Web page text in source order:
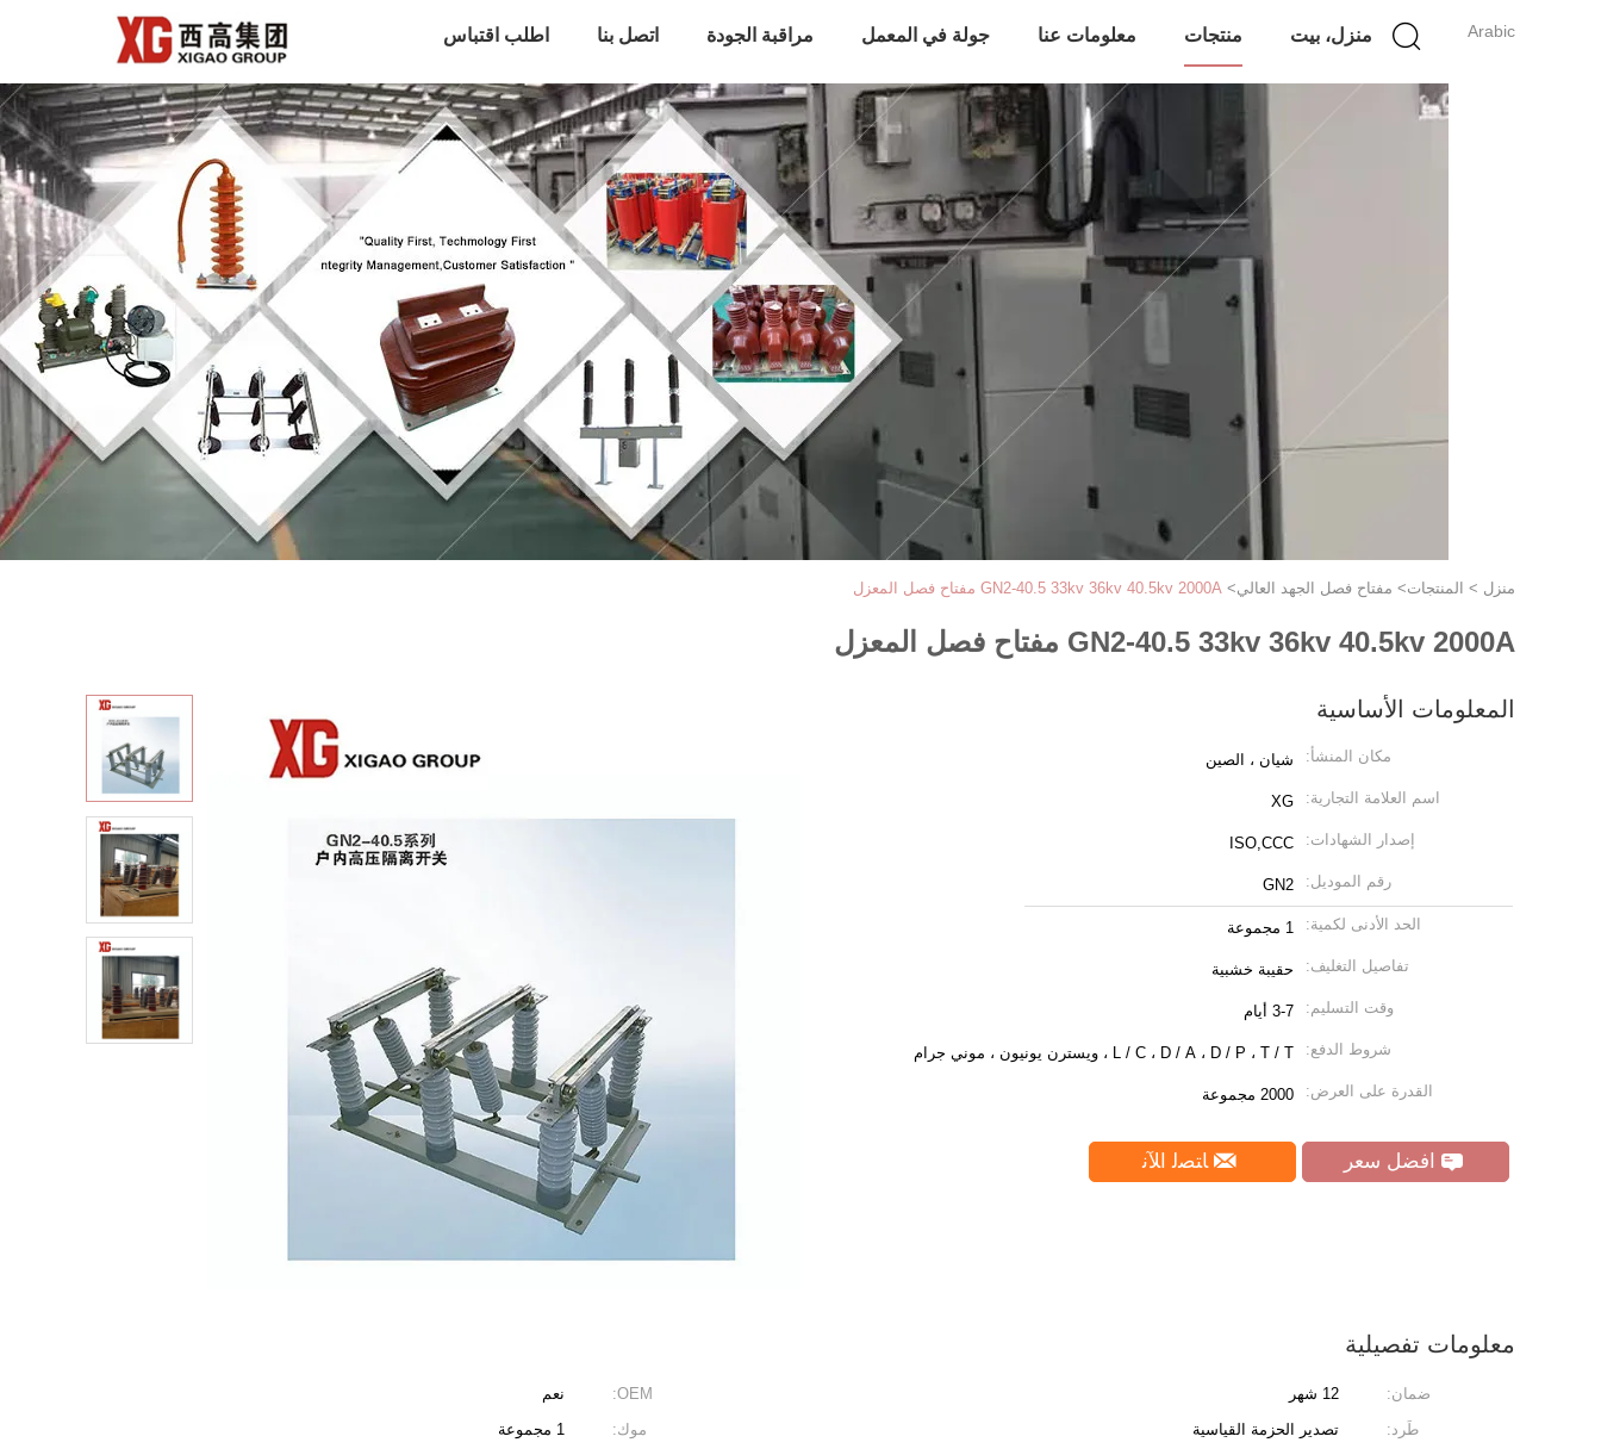
Arabic منزل، بيت منتجات معلومات عنا جولة في المعمل مراقبة الجودة اتصل بنا اطلب اقتباس
منزل > المنتجات> مفتاح فصل الجهد العالي> GN2-40.5 33kv 36kv 40.5kv 2000A مفتاح فصل المعزل
GN2-40.5 33kv 36kv 40.5kv 2000A مفتاح فصل المعزل
المعلومات الأساسية
مكان المنشأ: شيان ، الصين
اسم العلامة التجارية: XG
إصدار الشهادات: ISO,CCC
رقم الموديل: GN2
الحد الأدنى لكمية: 1 مجموعة
تفاصيل التغليف: حقيبة خشبية
وقت التسليم: 3-7 أيام
شروط الدفع: L / C ، D / A ، D / P ، T / T ، ويسترن يونيون ، موني جرام
القدرة على العرض: 2000 مجموعة
افضل سعر ﺎﺘﺼﻟ ﺍﻶﻧ
معلومات تفصيلية
ضمان: 12 شهر OEM:
نعم
طَرد:
تصدير الحزمة القياسية موك:
1 مجموعة